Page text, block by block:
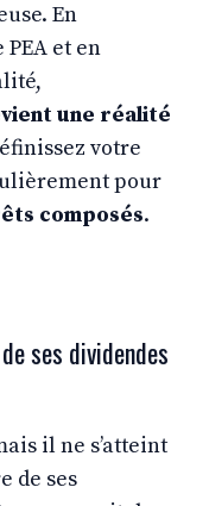
En
et en
une réalité
votre
pour
composés.
ses dividendes
il ne s’atteint
de ses